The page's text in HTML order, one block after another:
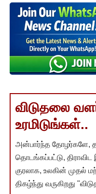
விடுதலை
உரமிடுங்கள்..
அன்பார்ந்த தோழர்களே,
தொடங்கப்பட்டு,
குரலாக, உலகின் முதல்
திகழ்ந்து வருகிறது